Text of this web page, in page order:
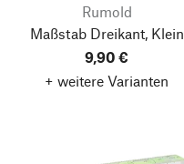
Rumold
Maßstab Dreikant, Klein
9,90 €
+ weitere Varianten